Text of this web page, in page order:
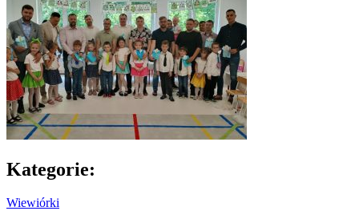
Kategorie:
Wiewiórki